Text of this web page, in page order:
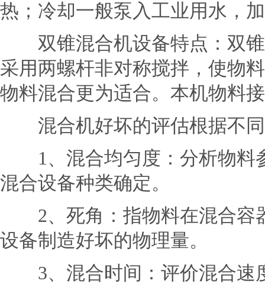
热；冷却一般泵入工业用水，
双锥混合机设备特点：双锥
采用两螺杆非对称搅拌，使物
物料混合更为适合。本机物料
混合机好坏的评估根据不同
1、混合均匀度：分析物料
混合设备种类确定。
2、死角：指物料在混合容
设备制造好坏的物理量。
3、混合时间：评价混合速